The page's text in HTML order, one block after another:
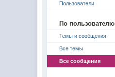
Пользователи
По пользователю
Темы и сообщения
Все темы
Все сообщения